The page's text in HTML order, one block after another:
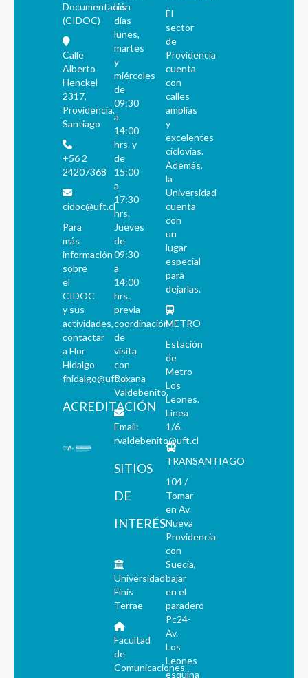
Documentación
(CIDOC)
Calle
Alberto
Henckel
2317,
Providencia,
Santiago
+56 2
24207368
cidoc@uft.cl
Para
más
información
sobre
el
CIDOC
y sus
actividades,
contactar
a Flor
Hidalgo
fhidalgo@uft.cl
ACREDITACIÓN
los
días
lunes,
martes
y
miércoles
de
09:30
a
14:00
hrs. y
de
15:00
a
17:30
hrs.
Jueves
de
09:30
a
14:00
hrs.,
previa
coordinación
de
visita
con
Roxana
Valdebenito.
Email:
rvaldebenito@uft.cl
SITIOS
DE
INTERÉS
Universidad
Finis
Terrae
Facultad
de
Comunicaciones
El
sector
de
Providencia
cuenta
con
calles
amplias
y
excelentes
ciclovías.
Además,
la
Universidad
cuenta
con
un
lugar
especial
para
dejarlas.
METRO
Estación
de
Metro
Los
Leones.
Línea
1/6.
TRANSANTIAGO
104 /
Tomar
en Av.
Nueva
Providencia
con
Suecia,
bajar
en el
paradero
Pc24-
Av.
Los
Leones
esquina